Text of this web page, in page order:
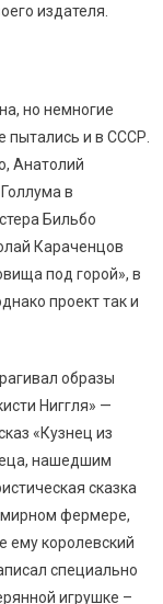
издателя.
но немногие
пытались и в СССР.
Анатолий
в
Бильбо
Караченцов
под горой», в
проект так и
образы
Ниггля» —
«Кузнец из
нашедшим
сказка
фермере,
ему королевский
специально
игрушке –